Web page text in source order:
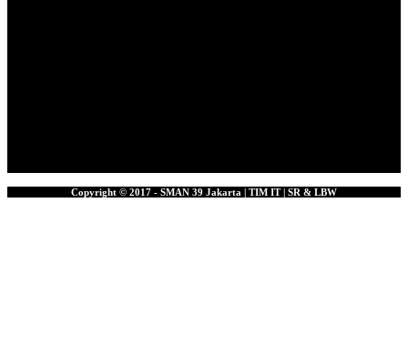
Copyright © 2017 - SMAN 39 Jakarta | TIM IT | SR & LBW